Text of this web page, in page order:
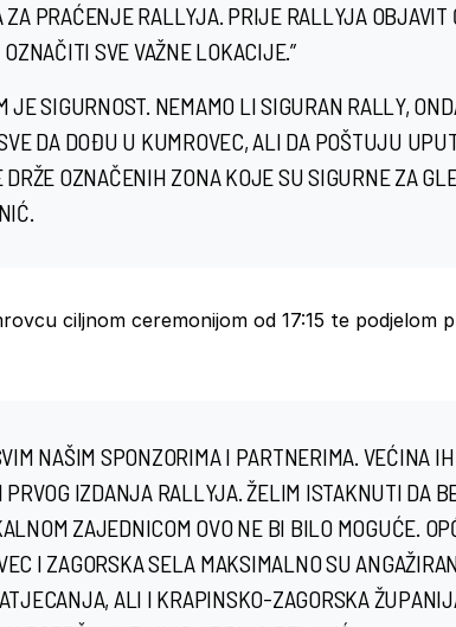
ZA PRAĆENJE RALLYJA. PRIJE RALLYJA OBJAVIT
SVE VAŽNE LOKACIJE.”
JE SIGURNOST. NEMAMO LI SIGURAN RALLY,
DA DOĐU U KUMROVEC, ALI DA POŠTUJU
DRŽE OZNAČENIH ZONA KOJE SU SIGURNE ZA
ciljnom ceremonijom od 17:15 te podjelom
NAŠIM SPONZORIMA I PARTNERIMA. VEĆINA
PRVOG IZDANJA RALLYJA. ŽELIM ISTAKNUTI DA
ZAJEDNICOM OVO NE BI BILO MOGUĆE.
I ZAGORSKA SELA MAKSIMALNO SU
ALI I KRAPINSKO-ZAGORSKA